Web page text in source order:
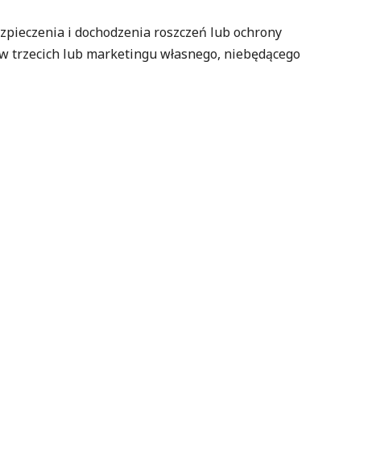
i dochodzenia roszczeń lub ochrony
lub marketingu własnego, niebędącego